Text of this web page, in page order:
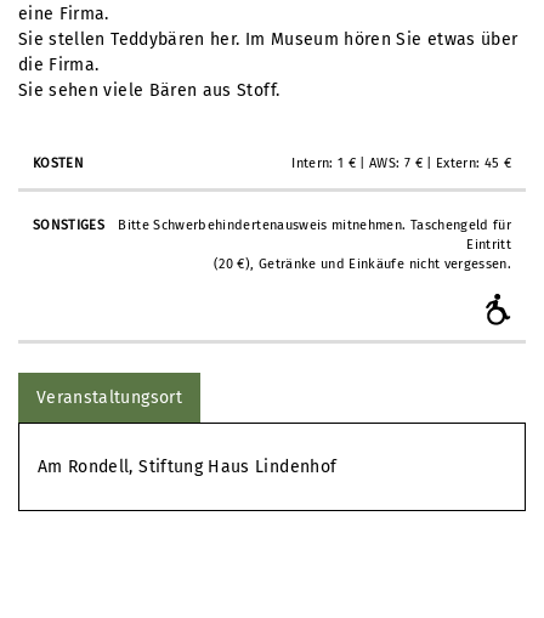
eine Firma.
Sie stellen Teddybären her. Im Museum hören Sie etwas über
die Firma.
Sie sehen viele Bären aus Stoff.
Intern: 1 € | AWS: 7 € | Extern: 45 €
Bitte Schwerbehindertenausweis mitnehmen. Taschengeld für
Eintritt
(20 €), Getränke und Einkäufe nicht vergessen.
Veranstaltungsort
Am Rondell, Stiftung Haus Lindenhof